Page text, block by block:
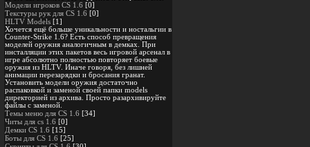
Модели игроков CS 1.6 [0]
Текстуры рук для CS 1.6 [0]
HLTV Models [1]
Хочется ещё больше уникальности и ностальгии в
Counter-Strike 1.6? Есть способ превращения
моделей оружия аналогичным в демках. При
инсталляции этих пакетов весь игровой арсенал в
игре абсолютно полностью повторяет боевые
оружия из HLTV. Иначе говоря, без лишней
анимации перезарядки и бросания гранат.
Установить модели оружия достаточно
распаковкой и заменой своей папки models
директорией из архива. Просто разархивируйте
файлы с заменой.
Темы меню для CS 1.6 [34]
Читы для cs 1.6 [0]
Демки CS 1.6 [15]
Боты для CS 1.6 [25]